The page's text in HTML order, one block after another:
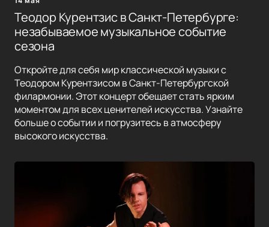
Теодор Курентзис в Санкт-Петербурге:
незабываемое музыкальное событие
сезона
Откройте для себя мир классической музыки с
Теодором Курентзисом в Санкт-Петербургской
филармонии. Этот концерт обещает стать ярким
моментом для всех ценителей искусства. Узнайте
больше о событии и погрузитесь в атмосферу
высокого искусства.